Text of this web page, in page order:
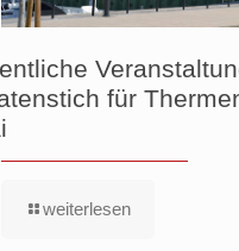
für
weiterlesen